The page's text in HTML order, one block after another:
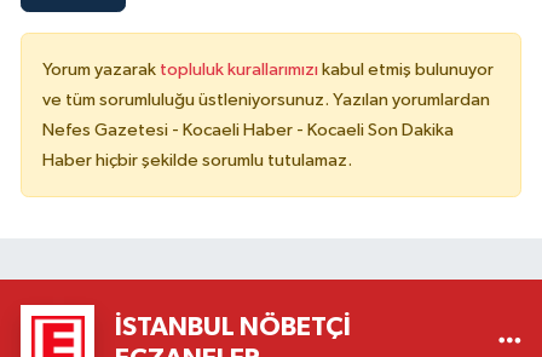
Yorum yazarak topluluk kurallarımızı kabul etmiş bulunuyor
ve tüm sorumluluğu üstleniyorsunuz. Yazılan yorumlardan
Nefes Gazetesi - Kocaeli Haber - Kocaeli Son Dakika
Haber hiçbir şekilde sorumlu tutulamaz.
İSTANBUL NÖBETÇI